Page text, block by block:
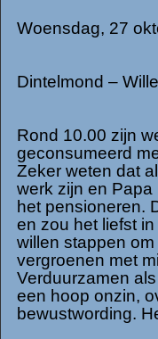
Woensdag, 27
Dintelmond –
Rond 10.00 zijn
geconsumeerd
Zeker weten dat
werk zijn en Papa
het pensioneren.
en zou het liefst
willen stappen
vergroenen met
Verduurzamen
een hoop onzin,
bewustwording.